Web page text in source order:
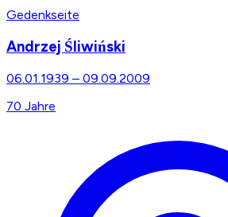
Gedenkseite
Andrzej Śliwiński
06.01.1939 – 09.09.2009
70 Jahre